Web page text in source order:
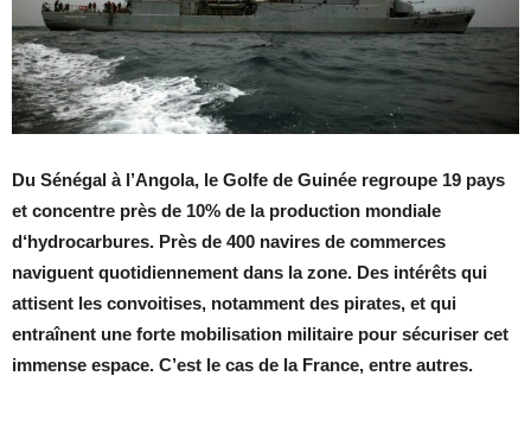
Du Sénégal à l’Angola, le Golfe de Guinée regroupe 19 pays
et concentre près de 10% de la production mondiale
d‘hydrocarbures. Près de 400 navires de commerces
naviguent quotidiennement dans la zone. Des intérêts qui
attisent les convoitises, notamment des pirates, et qui
entraînent une forte mobilisation militaire pour sécuriser cet
immense espace. C’est le cas de la France, entre autres.